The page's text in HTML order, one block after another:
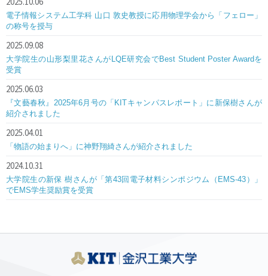
電子情報システム工学科 山口 敦史教授に応用物理学会から「フェロー」
の称号を授与
2025.09.08
大学院生の山形梨里花さんがLQE研究会でBest Student Poster Awardを
受賞
2025.06.03
『文藝春秋』2025年6月号の「KITキャンパスレポート」に新保樹さんが
紹介されました
2025.04.01
「物語の始まりへ」に神野翔綺さんが紹介されました
2024.10.31
大学院生の新保 樹さんが「第43回電子材料シンポジウム（EMS-43）」
でEMS学生奨励賞を受賞